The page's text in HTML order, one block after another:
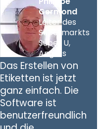
Germond
Leiter des
Supermarkts
Super U,
Angers
Das Erstellen von
Etiketten ist jetzt
ganz einfach. Die
Software ist
benutzerfreundlich